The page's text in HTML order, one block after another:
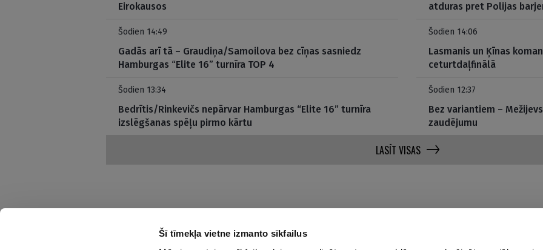
Šī tīmekļa vietne izmanto sīkfailus
Eirokausos
atduras pret Polijas
Šodien 14:49
Gadās arī tā – Graudiņa/Samoilova bez cīņas sasniedz
Hamburgas “Elite 16” turnīra TOP 4
Šodien 14:06
Lasmanis un Ķīnas
ceturtdaļfinālā
Šodien 13:34
Bedrītis/Rinkevičs nepārvar Hamburgas “Elite 16” turnīra
izslēgšanas spēļu pirmo kārtu
Šodien 12:37
Bez variantiem –
zaudējumu
LASĪT VISAS